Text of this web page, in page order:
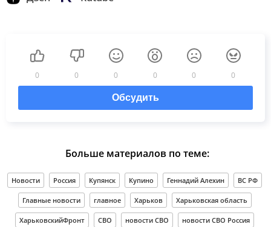
0 0 0 0 0 0
Обсудить
Больше материалов по теме:
Новости Россия Купянск Купино Геннадий Алехин ВС РФ
Главные новости главное Харьков Харьковская область
ХарьковскийФронт СВО новости СВО новости СВО Россия